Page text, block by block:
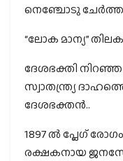
നെഞ്ചോടു ചേർത്തു
“ലോക മാന്യ”
ദേശഭക്തി
സ്വാതന്ത്ര്യ
ദേശഭക്തൻ..
1897 ൽ പ്ലേഗ്
രക്ഷകനായ